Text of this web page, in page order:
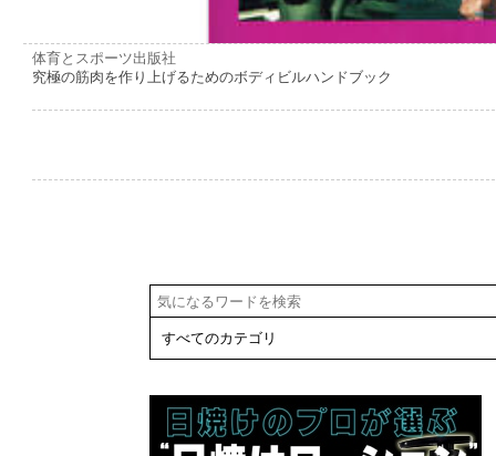
体育とスポーツ出版社
究極の筋肉を作り上げるためのボディビルハンドブック